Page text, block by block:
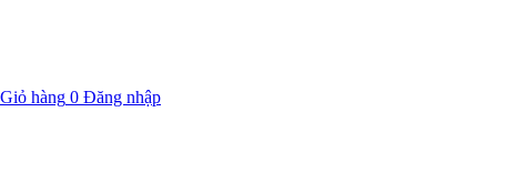
Giỏ hàng 0 Đăng nhập